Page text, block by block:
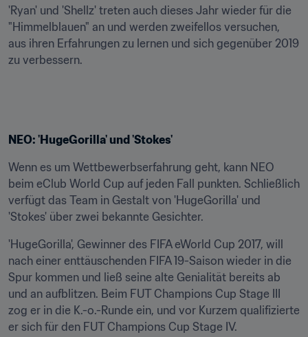
'Ryan' und 'Shellz' treten auch dieses Jahr wieder für die
"Himmelblauen" an und werden zweifellos versuchen,
aus ihren Erfahrungen zu lernen und sich gegenüber 2019
zu verbessern.
NEO: 'HugeGorilla' und 'Stokes'
Wenn es um Wettbewerbserfahrung geht, kann NEO
beim eClub World Cup auf jeden Fall punkten. Schließlich
verfügt das Team in Gestalt von 'HugeGorilla' und
'Stokes' über zwei bekannte Gesichter.
'HugeGorilla', Gewinner des FIFA eWorld Cup 2017, will
nach einer enttäuschenden FIFA 19-Saison wieder in die
Spur kommen und ließ seine alte Genialität bereits ab
und an aufblitzen. Beim FUT Champions Cup Stage III
zog er in die K.-o.-Runde ein, und vor Kurzem qualifizierte
er sich für den FUT Champions Cup Stage IV.